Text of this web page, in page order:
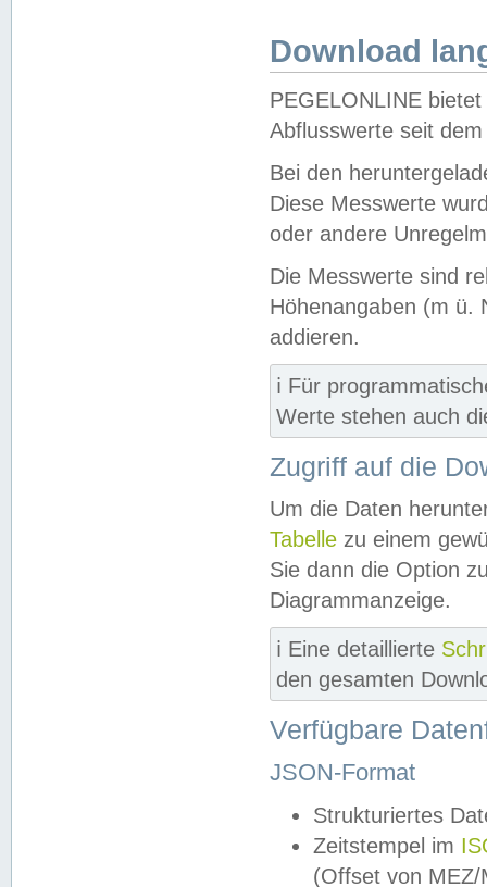
Download
PEGELONLINE
Abflusswerte seit
Bei den
Diese Messwerte
oder andere
Die Messwerte sind
Höhenangaben (m ü.
addieren.
ℹ️ Für
Werte stehen auch
Zugriff auf die
Um die Daten
Tabelle zu einem
Sie dann die Option
Diagrammanzeige.
ℹ️ Eine detaillierte
den gesamten
Verfügbare
JSON-Format
Strukturiertes
Zeitstempel im
(Offset von MEZ/